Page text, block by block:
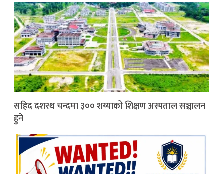
सहिद दशरथ चन्दमा ३०० शय्याको शिक्षण अस्पताल सञ्चालन
हुने